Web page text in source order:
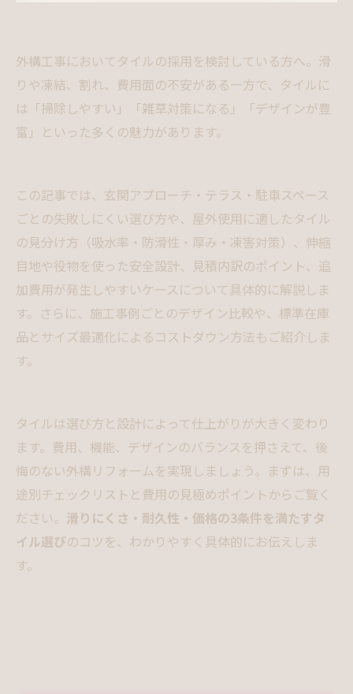
外構工事においてタイルの採用を検討している方へ。滑
りや凍結、割れ、費用面の不安がある一方で、タイルに
は「掃除しやすい」「雑草対策になる」「デザインが豊
富」といった多くの魅力があります。
この記事では、玄関アプローチ・テラス・駐車スペース
ごとの失敗しにくい選び方や、屋外使用に適したタイル
の見分け方（吸水率・防滑性・厚み・凍害対策）、伸縮
目地や役物を使った安全設計、見積内訳のポイント、追
加費用が発生しやすいケースについて具体的に解説しま
す。さらに、施工事例ごとのデザイン比較や、標準在庫
品とサイズ最適化によるコストダウン方法もご紹介しま
す。
タイルは選び方と設計によって仕上がりが大きく変わり
ます。費用、機能、デザインのバランスを押さえて、後
悔のない外構リフォームを実現しましょう。まずは、用
途別チェックリストと費用の見極めポイントからご覧く
ださい。 滑りにくさ・耐久性・価格の3条件を満たすタ
イル選びのコツを、わかりやすく具体的にお伝えしま
す。